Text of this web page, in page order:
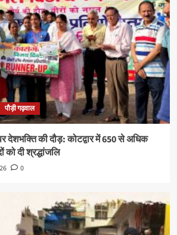
पौड़ी गढ़वाल
देशभक्ति की दौड़: कोटद्वार में 650 से अधिक
को दी श्रद्धांजलि
0